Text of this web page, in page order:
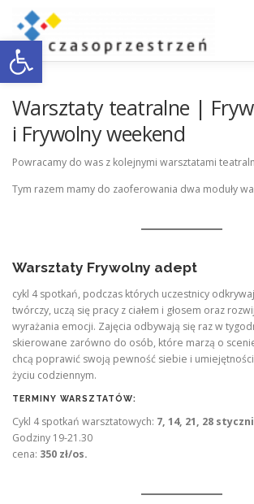
Otwórz pasek
Przejdź
treści
Warsztaty teatralne |
i Frywolny weekend
Powracamy do was z kolejnymi warsztatami
Tym razem mamy do zaoferowania dwa moduły
Warsztaty Frywolny adept
cykl 4 spotkań, podczas których uczestnicy
twórczy, uczą się pracy z ciałem i głosem oraz
wyrażania emocji. Zajęcia odbywają się raz w
skierowane zarówno do osób, które marzą o
chcą poprawić swoją pewność siebie i
życiu codziennym.
TERMINY WARSZTATÓW:
Cykl 4 spotkań warsztatowych: 7, 14, 21, 28
Godziny 19-21.30
cena: 350 zł/os.